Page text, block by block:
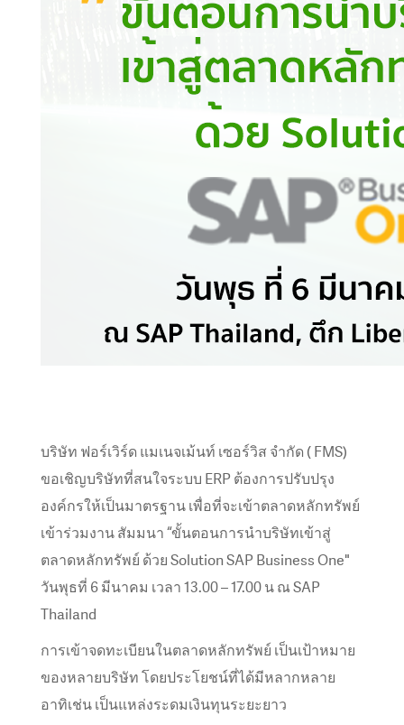
บริษัท ฟอร์เวิร์ด แมเนจเม้นท์ เซอร์วิส จำกัด ( FMS)
ขอเชิญบริษัทที่สนใจระบบ ERP ต้องการปรับปรุง
องค์กรให้เป็นมาตรฐาน เพื่อที่จะเข้าตลาดหลักทรัพย์
เข้าร่วมงาน สัมมนา “ขั้นตอนการนำบริษัทเข้าสู่
ตลาดหลักทรัพย์ ด้วย Solution SAP Business One"
วันพุธที่ 6 มีนาคม เวลา 13.00 – 17.00 น ณ SAP
Thailand
การเข้าจดทะเบียนในตลาดหลักทรัพย์ เป็นเป้าหมาย
ของหลายบริษัท โดยประโยชน์ที่ได้มีหลากหลาย
อาทิเช่น เป็นแหล่งระดมเงินทุนระยะยาว